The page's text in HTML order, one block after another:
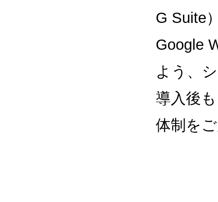
G Suite
Google
よう、
導入後
体制を